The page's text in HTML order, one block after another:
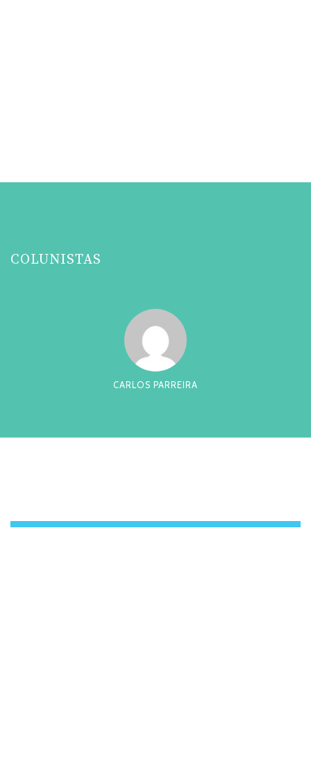
COLUNISTAS
CARLOS PARREIRA